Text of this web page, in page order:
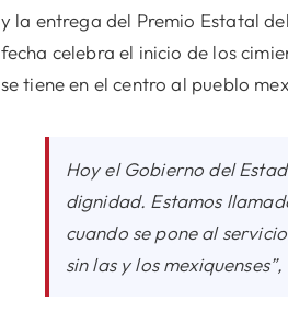
y la entrega del Premio Estatal
fecha celebra el inicio de los
se tiene en el centro al pueblo
Hoy el Gobierno del
dignidad. Estamos
cuando se pone al
sin las y los